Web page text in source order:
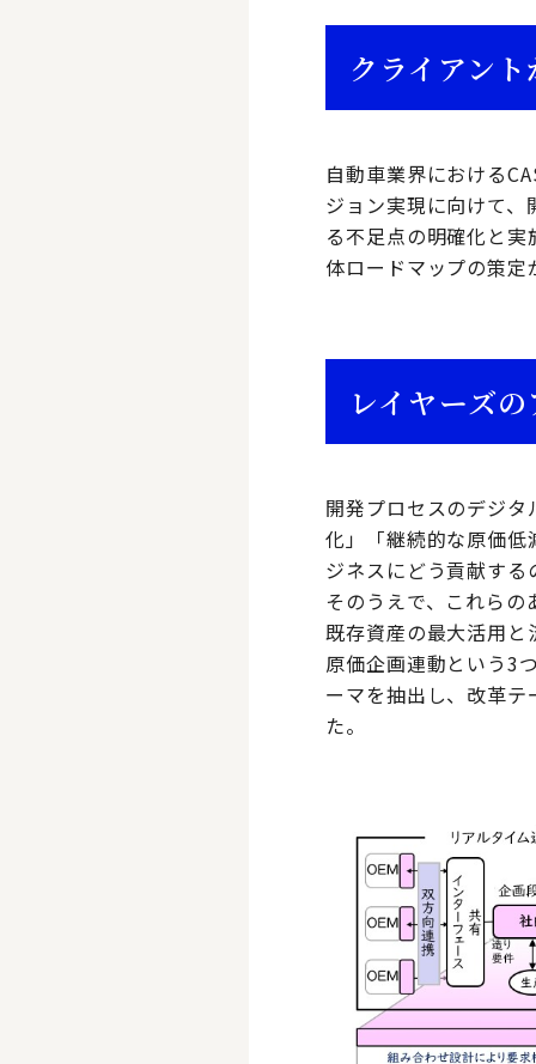
クライアン
自動車業界における
ジョン実現に向けて
る不足点の明確化と
体ロードマップの策
レイヤーズ
開発プロセスのデジ
化」「継続的な原価
ジネスにどう貢献す
そのうえで、これら
既存資産の最大活用
原価企画連動という3
ーマを抽出し、改革
た。